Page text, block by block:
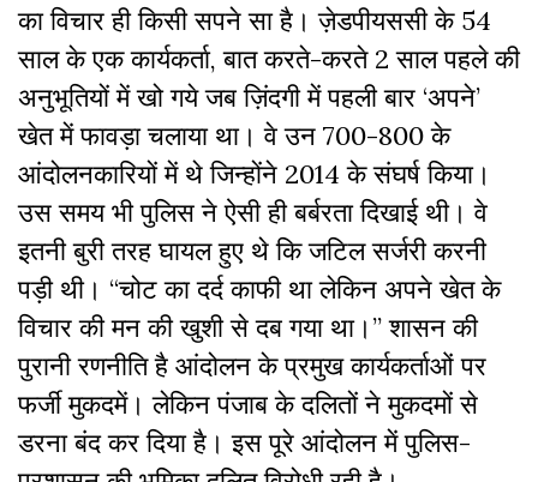
का विचार ही किसी सपने सा है। ज़ेडपीयससी के 54
साल के एक कार्यकर्ता, बात करते-करते 2 साल पहले की
अनुभूतियों में खो गये जब ज़िंदगी में पहली बार ‘अपने’
खेत में फावड़ा चलाया था। वे उन 700-800 के
आंदोलनकारियों में थे जिन्होंने 2014 के संघर्ष किया।
उस समय भी पुलिस ने ऐसी ही बर्बरता दिखाई थी। वे
इतनी बुरी तरह घायल हुए थे कि जटिल सर्जरी करनी
पड़ी थी। ‘‘चोट का दर्द काफी था लेकिन अपने खेत के
विचार की मन की खुशी से दब गया था।’’ शासन की
पुरानी रणनीति है आंदोलन के प्रमुख कार्यकर्ताओं पर
फर्जी मुकदमें। लेकिन पंजाब के दलितों ने मुकदमों से
डरना बंद कर दिया है। इस पूरे आंदोलन में पुलिस-